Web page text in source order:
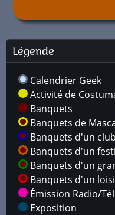
Légende
Calendrier Geek
Activité de
Banquets
Banquets de
Banquets d'un
Banquets d'un
Banquets d'un
Banquets d'un
Émission Radio/
Exposition